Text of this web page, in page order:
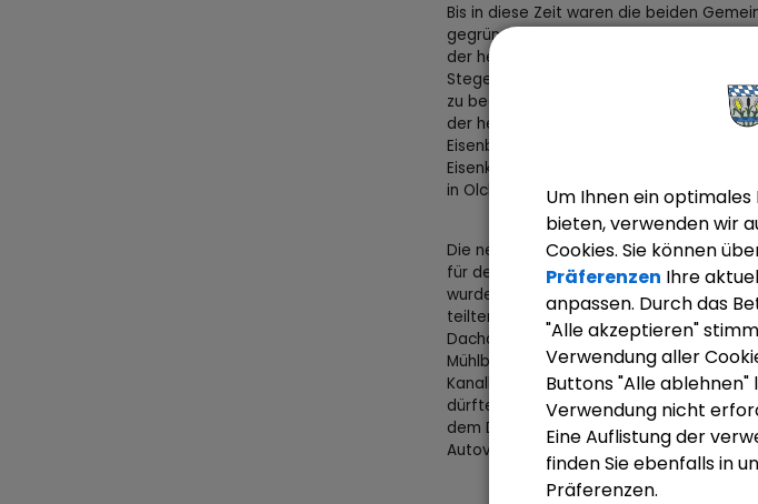
Bis in diese Zeit waren die beiden
gegründete Verein
der heutigen Amperbrücke in Neu-
Stege mit je zwei Bohlen und einem
zu begehen. Oft wurden sie bei
der heutige Birkenweg – führte von der
Eisenbahnbrücke in Olching zum
Eisenkonstruktion, die ab 1934 für die
in Olching verlief.
Die neue Straße führte durch das
für den Viehaustrieb, die 1970 fünfzehn
wurde und noch heute als Flutbrücke für
teilten Esting und Olching untereinander
Dachauer-Papierfabriken 1888 erbaute
Mühlbach) erneuert werden. “...Die
Kanalbrücke, die wohl auch die längste
dürfte… Es ist ja schließlich ganz klar,
dem Drucke eines Pferdefuhrwerkes
Autoverkehr in keiner Weise gewachsen
Um Ihnen ein
bieten, verwenden wir
Cookies. Sie können
Präferenzen Ihre
anpassen. Durch das
"Alle akzeptieren"
Verwendung aller
Buttons "Alle ablehnen"
Verwendung nicht
Eine Auflistung der
finden Sie ebenfalls in
Präferenzen.